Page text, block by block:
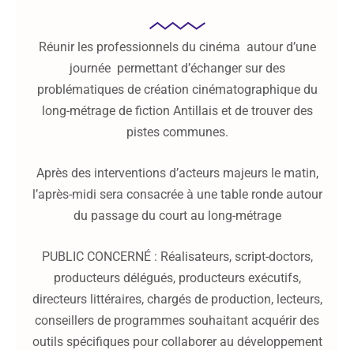
Réunir les professionnels du cinéma autour d’une
journée permettant d’échanger sur des
problématiques de création cinématographique du
long-métrage de fiction Antillais et de trouver des
pistes communes.
Après des interventions d’acteurs majeurs le matin,
l’après-midi sera consacrée à une table ronde autour
du passage du court au long-métrage
PUBLIC CONCERNÉ : Réalisateurs, script-doctors,
producteurs délégués, producteurs exécutifs,
directeurs littéraires, chargés de production, lecteurs,
conseillers de programmes souhaitant acquérir des
outils spécifiques pour collaborer au développement